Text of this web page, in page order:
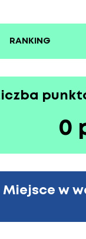
RANKING
0
Miejsce w